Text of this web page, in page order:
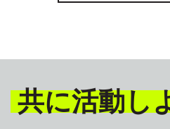
共に活動し